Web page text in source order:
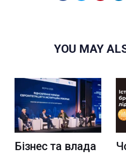
YOU MAY
Бізнес та влада